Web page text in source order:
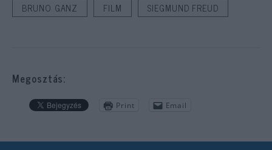
BRUNO GANZ FILM SIEGMUND FREUD
Megosztás:
Print Email